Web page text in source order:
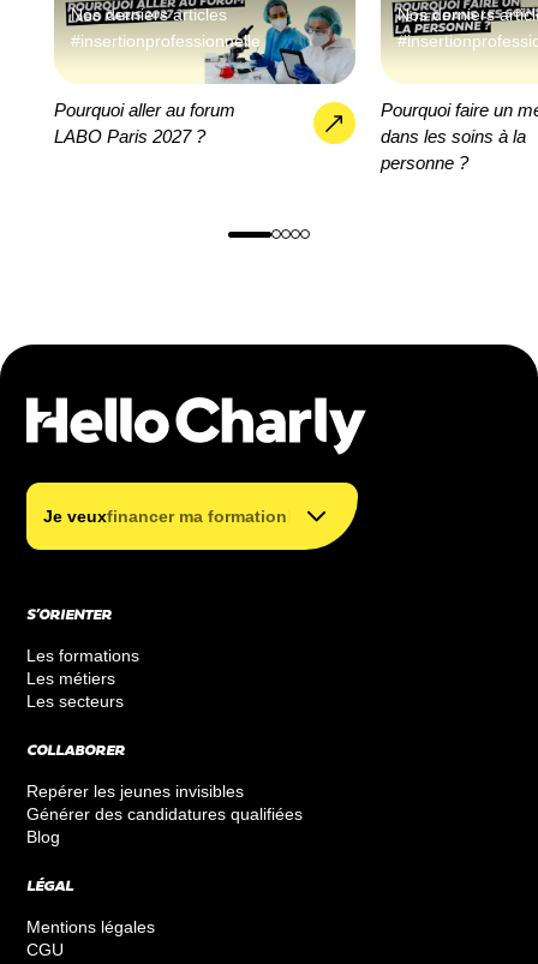
Nos derniers articles
#insertionprofessionnelle
Pourquoi aller au forum
LABO Paris 2027 ?
Nos derniers
Pourquoi faire un
dans les soins à la
personne ?
Je veuxfinancer ma formation
trouver mon métier
financer ma formation
S’ORIENTER
Les formations
Les métiers
Les secteurs
COLLABORER
Repérer les jeunes invisibles
Générer des candidatures qualifiées
Blog
LÉGAL
Mentions légales
CGU